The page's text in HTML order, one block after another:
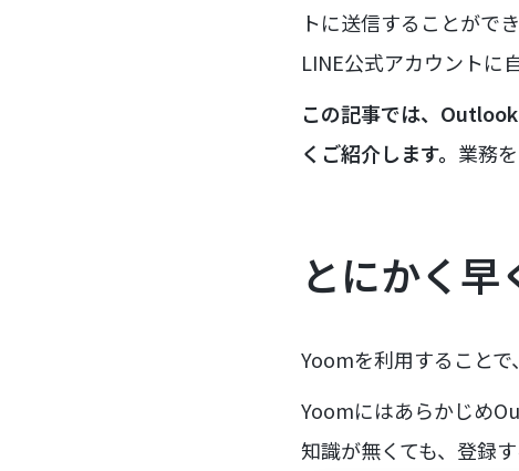
トに送信することがで
LINE公式アカウントに
この記事では、
くご紹介します。 業務
とにかく早
Yoomを利用すること
Yoomにはあらかじめ
知識が無くても、登録